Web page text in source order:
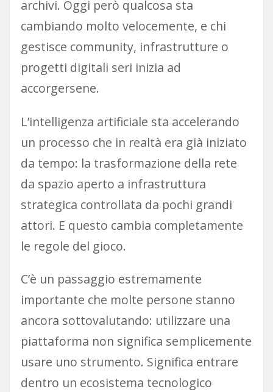
archivi. Oggi però qualcosa sta
cambiando molto velocemente, e chi
gestisce community, infrastrutture o
progetti digitali seri inizia ad
accorgersene.
L’intelligenza artificiale sta accelerando
un processo che in realtà era già iniziato
da tempo: la trasformazione della rete
da spazio aperto a infrastruttura
strategica controllata da pochi grandi
attori. E questo cambia completamente
le regole del gioco.
C’è un passaggio estremamente
importante che molte persone stanno
ancora sottovalutando: utilizzare una
piattaforma non significa semplicemente
usare uno strumento. Significa entrare
dentro un ecosistema tecnologico